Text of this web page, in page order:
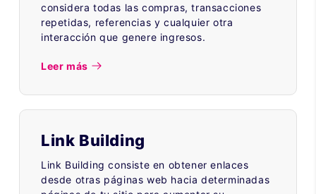
considera todas las compras, transacciones
repetidas, referencias y cualquier otra
interacción que genere ingresos.
Leer más
Link Building
Link Building consiste en obtener enlaces
desde otras páginas web hacia determinadas